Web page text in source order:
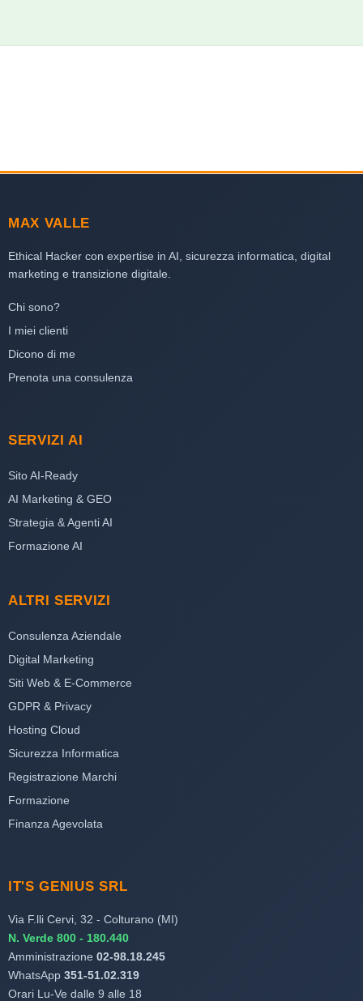
MAX VALLE
Ethical Hacker con expertise in AI, sicurezza informatica, digital
marketing e transizione digitale.
Chi sono?
I miei clienti
Dicono di me
Prenota una consulenza
SERVIZI AI
Sito AI-Ready
AI Marketing & GEO
Strategia & Agenti AI
Formazione AI
ALTRI SERVIZI
Consulenza Aziendale
Digital Marketing
Siti Web & E-Commerce
GDPR & Privacy
Hosting Cloud
Sicurezza Informatica
Registrazione Marchi
Formazione
Finanza Agevolata
IT'S GENIUS SRL
Via F.lli Cervi, 32 - Colturano (MI)
N. Verde 800 - 180.440
Amministrazione 02-98.18.245
WhatsApp 351-51.02.319
Orari Lu-Ve dalle 9 alle 18